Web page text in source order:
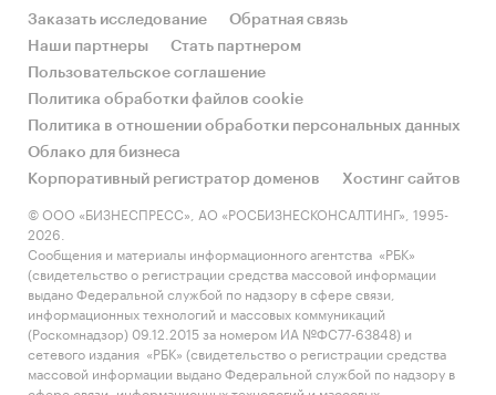
динамикой других регионов?
• Какое место регион занимает в России и в
своем федеральном округе по объему продаж
и по продажам на душу населения?
• К какому сегменту можно отнести рынок по
размеру и темпом роста (малый/крупный, с
опережающей динамикой/с отстающей
динамикой) в стратегической перспективе и в
текущей ситуации? Меняются ли позиции
региона с течением времени?
• Насколько рынок насыщен и какой у региона
потенциал роста, если сравнить его с
регионами со схожими доходами, со схожей
Заказать исследование
Обратная связь
Наши партнеры
Стать партнером
Пользовательское соглашение
Политика обработки файлов cookie
Политика в отношении обработки персональных данных
Облако для бизнеса
Корпоративный регистратор доменов
Хостинг сайтов
© ООО «БИЗНЕСПРЕСС», АО «РОСБИЗНЕСКОНСАЛТИНГ», 1995-
2026.
Сообщения и материалы информационного агентства «РБК»
(свидетельство о регистрации средства массовой информации
выдано Федеральной службой по надзору в сфере связи,
информационных технологий и массовых коммуникаций
(Роскомнадзор) 09.12.2015 за номером ИА №ФС77-63848) и
сетевого издания «РБК» (свидетельство о регистрации средства
массовой информации выдано Федеральной службой по надзору в